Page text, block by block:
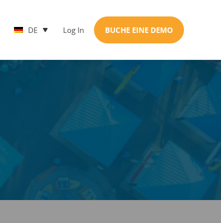
DE Log In BUCHE EINE DEMO